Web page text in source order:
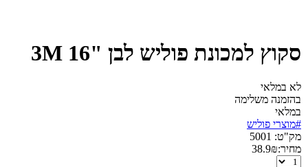
סקוץ למכונת פוליש לבן "16 3M
לא במלאי
בהזמנה משלימה
במלאי
#מוצרי פוליש
מק"ט: 5001
מחיר:
38.9₪
סקוץ